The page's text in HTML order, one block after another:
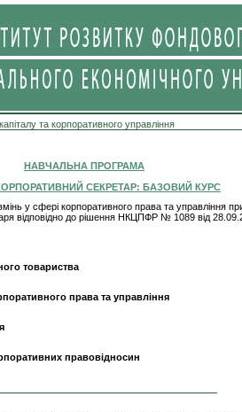
та корпоративного управління
НАВЧАЛЬНА ПРОГРАМА
СЕКРЕТАР: БАЗОВИЙ КУРС
у сфері корпоративного права та управління
відповідно до рішення НКЦПФР № 1089 від
товариства
права та управління
правовідносин